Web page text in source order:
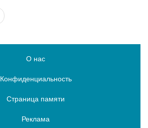
О нас
Конфиденциальность
Страница памяти
Реклама